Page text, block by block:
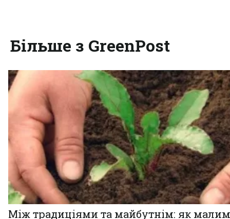
Більше з GreenPost
Між традиціями та майбутнім: як малим